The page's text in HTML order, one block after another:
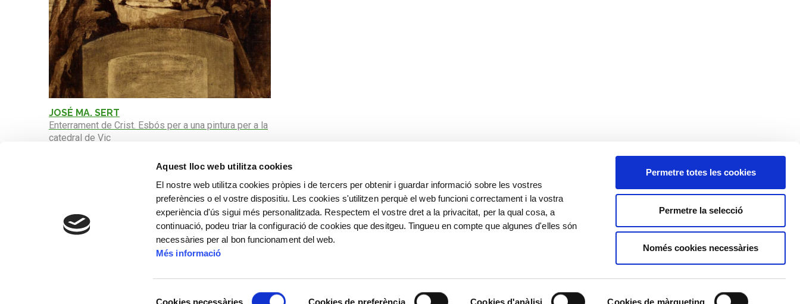
Aquest lloc web utilitza cookies
El nostre web utilitza cookies pròpies i de tercers per obtenir i guardar informació sobre les vostres
preferències o el vostre dispositiu. Les cookies s'utilitzen perquè el web funcioni correctament i la vostra
experiència d'ús sigui més personalitzada. Respectem el vostre dret a la privacitat, per la qual cosa, a
continuació, podeu triar la configuració de cookies que desitgeu. Tingueu en compte que algunes d'elles són
necessàries per al bon funcionament del web.
Més informació
Cookies necessàries Cookies de preferència Cookies d'anàlisi Cookies de màrqueting
Permetre totes les cookies
Permetre la selecció
Només cookies necessàries
JOSÉ MA. SERT
Enterrament de Crist. Esbós per a una pintura per a la
catedral de Vic